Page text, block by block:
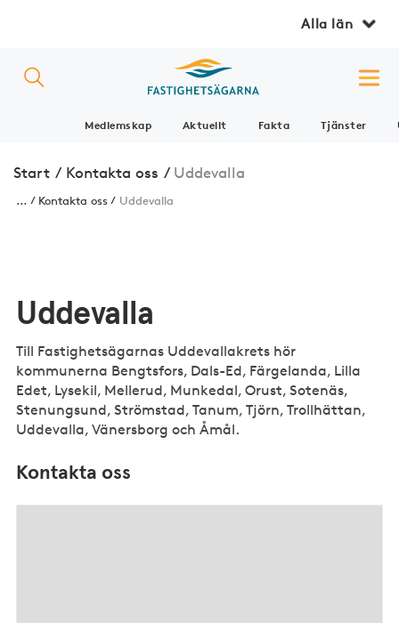
Alla län
Medlemskap Aktuellt Fakta Tjänster
Start / Kontakta oss / Uddevalla
... Kontakta oss Uddevalla
Uddevalla
Till Fastighetsägarnas Uddevallakrets hör
kommunerna Bengtsfors, Dals-Ed, Färgelanda, Lilla
Edet, Lysekil, Mellerud, Munkedal, Orust, Sotenäs,
Stenungsund, Strömstad, Tanum, Tjörn, Trollhättan,
Uddevalla, Vänersborg och Åmål.
Kontakta oss